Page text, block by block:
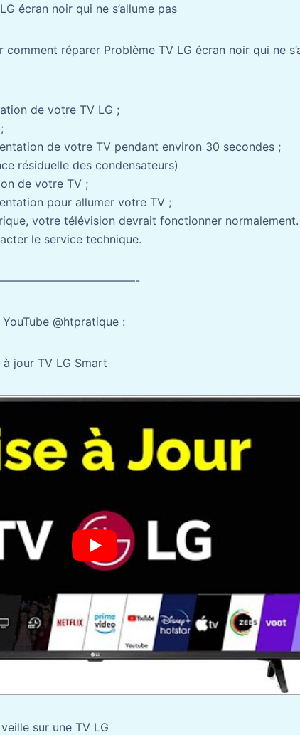
écran noir qui ne s’allume pas
comment réparer Problème TV LG écran noir qui ne
de votre TV LG ;
de votre TV pendant environ 30 secondes ;
résiduelle des condensateurs)
de votre TV ;
pour allumer votre TV ;
votre télévision devrait fonctionner
le service technique.
@htpratique :
jour TV LG Smart
sur une TV LG